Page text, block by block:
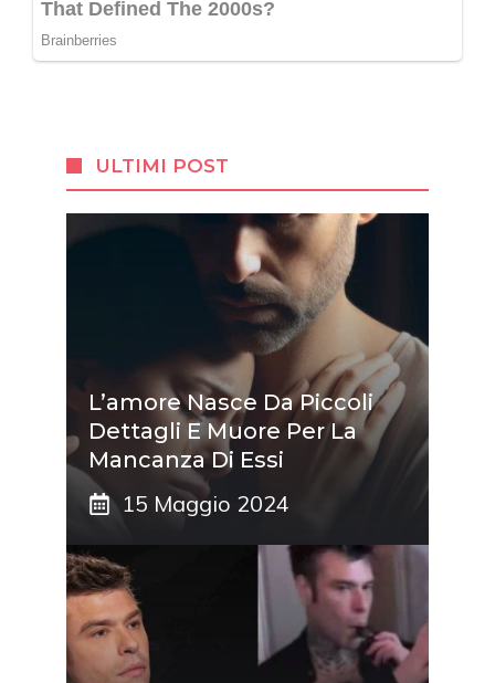
ULTIMI POST
L’amore Nasce Da Piccoli
Dettagli E Muore Per La
Mancanza Di Essi
15 Maggio 2024